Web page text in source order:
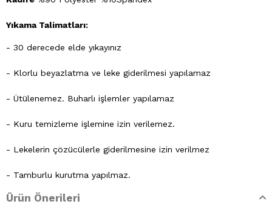
Yıkama Talimatları:
- 30 derecede elde yıkayınız
- Klorlu beyazlatma ve leke giderilmesi yapılamaz
- Ütülenemez. Buharlı işlemler yapılamaz
- Kuru temizleme işlemine izin verilemez.
- Lekelerin çözücülerle giderilmesine izin verilmez
- Tamburlu kurutma yapılmaz.
Ürün Önerileri